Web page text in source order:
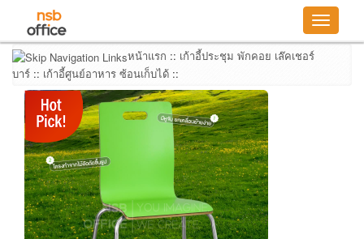
Toggle
หน้าแรก :: เก้าอี้ประชุม พักคอย เล๊คเชอร์
บาร์ :: เก้าอี้ศูนย์อาหาร ซ้อนเก็บได้ ::